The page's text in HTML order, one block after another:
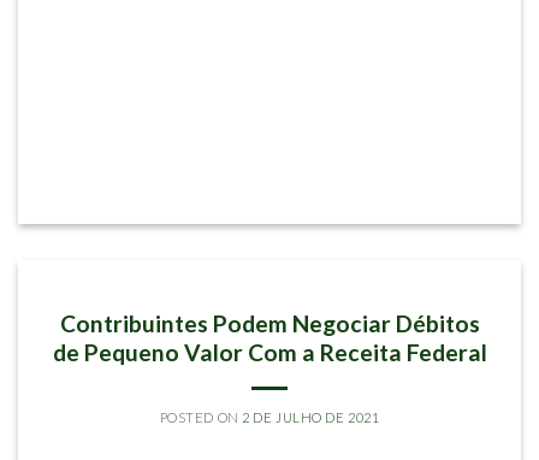
Contribuintes Podem Negociar Débitos
de Pequeno Valor Com a Receita Federal
POSTED ON 2 DE JULHO DE 2021